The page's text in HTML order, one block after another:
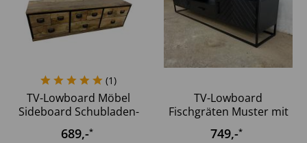
(1)
TV-Lowboard Möbel
Sideboard Schubladen-
Schrank...
689,-*
TV-Lowboard
Fischgräten Muster mit
Schublade...
749,-*